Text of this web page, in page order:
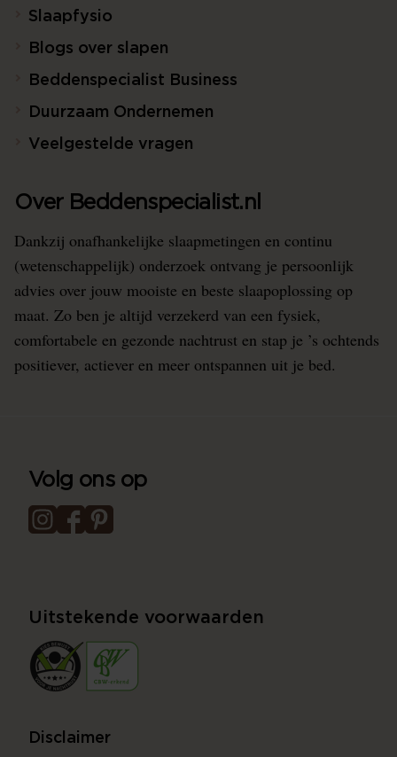
Slaapfysio
Blogs over slapen
Beddenspecialist Business
Duurzaam Ondernemen
Veelgestelde vragen
Over Beddenspecialist.nl
Dankzij onafhankelijke slaapmetingen en continu
(wetenschappelijk) onderzoek ontvang je persoonlijk
advies over jouw mooiste en beste slaapoplossing op
maat. Zo ben je altijd verzekerd van een fysiek,
comfortabele en gezonde nachtrust en stap je ’s ochtends
positiever, actiever en meer ontspannen uit je bed.
Volg ons op
Uitstekende voorwaarden
Disclaimer